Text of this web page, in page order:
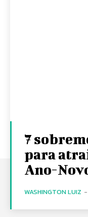
7
para
Ano-
WASHINGTON LUIZ -